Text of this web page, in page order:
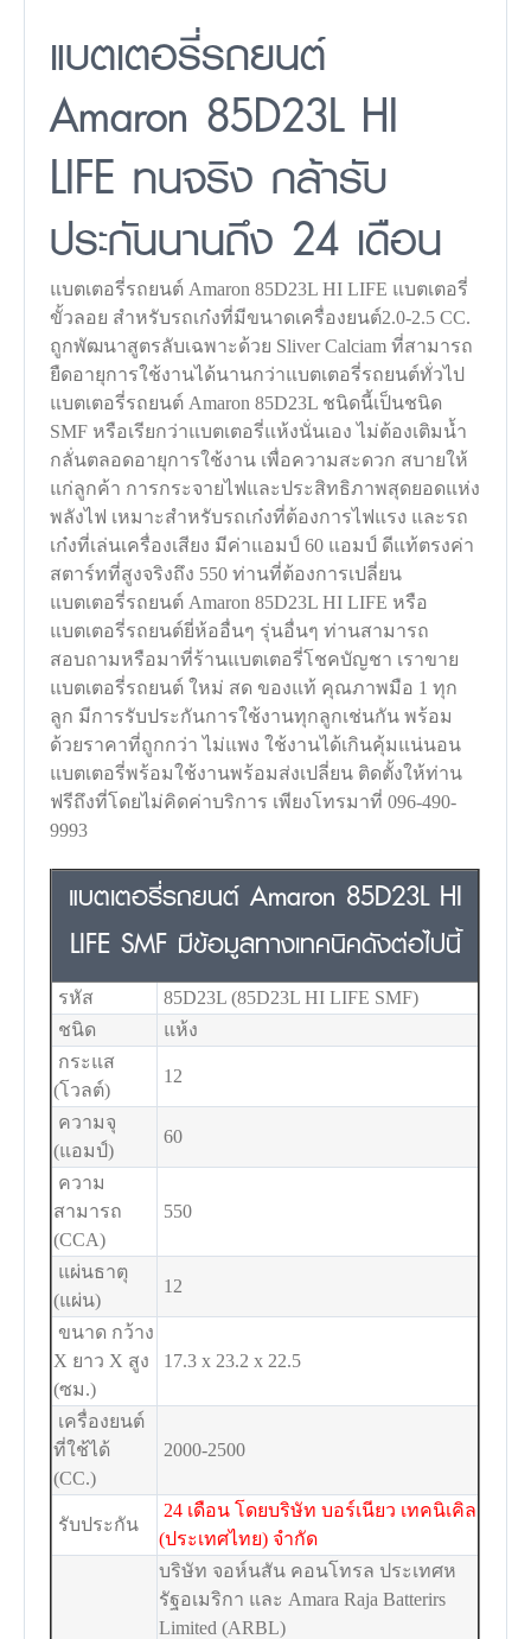
แบตเตอรี่รถยนต์
Amaron 85D23L HI
LIFE ทนจริง กล้ารับ
ประกันนานถึง 24 เดือน
แบตเตอรี่รถยนต์ Amaron 85D23L HI LIFE แบตเตอรี่
ขั้วลอย สำหรับรถเก๋งที่มีขนาดเครื่องยนต์2.0-2.5 CC.
ถูกพัฒนาสูตรลับเฉพาะด้วย Sliver Calciam ที่สามารถ
ยืดอายุการใช้งานได้นานกว่าแบตเตอรี่รถยนต์ทั่วไป
แบตเตอรี่รถยนต์ Amaron 85D23L ชนิดนี้เป็นชนิด
SMF หรือเรียกว่าแบตเตอรี่แห้งนั่นเอง ไม่ต้องเติมน้ำ
กลั่นตลอดอายุการใช้งาน เพื่อความสะดวก สบายให้
แก่ลูกค้า การกระจายไฟและประสิทธิภาพสุดยอดแห่ง
พลังไฟ เหมาะสำหรับรถเก๋งที่ต้องการไฟแรง และรถ
เก๋งที่เล่นเครื่องเสียง มีค่าแอมป์ 60 แอมป์ ดีแท้ตรงค่า
สตาร์ทที่สูงจริงถึง 550 ท่านที่ต้องการเปลี่ยน
แบตเตอรี่รถยนต์ Amaron 85D23L HI LIFE หรือ
แบตเตอรี่รถยนต์ยี่ห้ออื่นๆ รุ่นอื่นๆ ท่านสามารถ
สอบถามหรือมาที่ร้านแบตเตอรี่โชคบัญชา เราขาย
แบตเตอรี่รถยนต์ ใหม่ สด ของแท้ คุณภาพมือ 1 ทุก
ลูก มีการรับประกันการใช้งานทุกลูกเช่นกัน พร้อม
ด้วยราคาที่ถูกกว่า ไม่แพง ใช้งานได้เกินคุ้มแน่นอน
แบตเตอรี่พร้อมใช้งานพร้อมส่งเปลี่ยน ติดตั้งให้ท่าน
ฟรีถึงที่โดยไม่คิดค่าบริการ เพียงโทรมาที่ 096-490-
9993
แบตเตอรี่รถยนต์ Amaron 85D23L HI
LIFE SMF มีข้อมูลทางเทคนิคดังต่อไปนี้
รหัส
85D23L (85D23L HI LIFE SMF)
ชนิด
แห้ง
กระแส
(โวลต์)
12
ความจุ
(แอมป์)
60
ความ
สามารถ
(CCA)
550
แผ่นธาตุ
(แผ่น)
12
ขนาด กว้าง
X ยาว X สูง
(ซม.)
17.3 x 23.2 x 22.5
เครื่องยนต์
ที่ใช้ได้
(CC.)
2000-2500
รับประกัน
24 เดือน โดยบริษัท บอร์เนียว เทคนิเคิล
(ประเทศไทย) จำกัด
บริษัท จอห์นสัน คอนโทรล ประเทศห
รัฐอเมริกา และ Amara Raja Batterirs
Limited (ARBL)